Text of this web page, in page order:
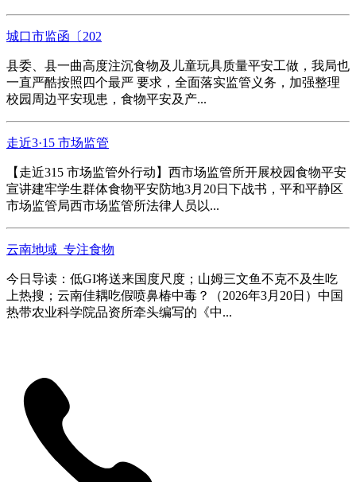
城口市监函〔202
县委、县一曲高度注沉食物及儿童玩具质量平安工做，我局也
一直严酷按照四个最严 要求，全面落实监管义务，加强整理
校园周边平安现患，食物平安及产...
走近3·15 市场监管
【走近315 市场监管外行动】西市场监管所开展校园食物平安
宣讲建牢学生群体食物平安防地3月20日下战书，平和平静区
市场监管局西市场监管所法律人员以...
云南地域_专注食物
今日导读：低GI将送来国度尺度；山姆三文鱼不克不及生吃
上热搜；云南佳耦吃假喷鼻椿中毒？（2026年3月20日）中国
热带农业科学院品资所牵头编写的《中...